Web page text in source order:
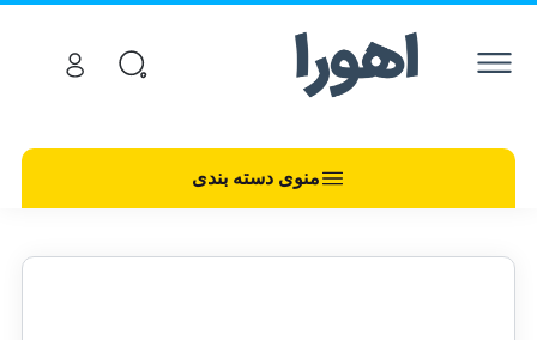
منوی دسته بندی